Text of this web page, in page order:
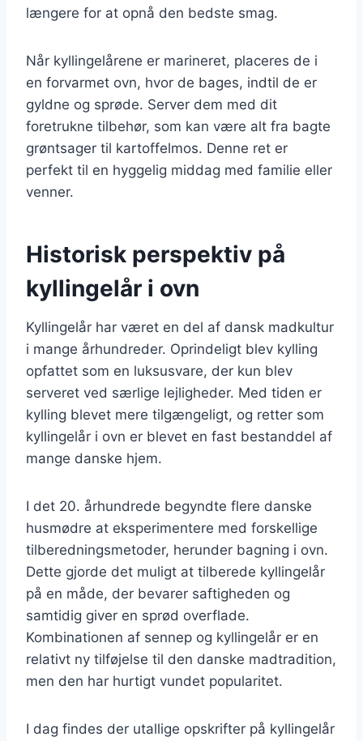
længere for at opnå den bedste smag.
Når kyllingelårene er marineret, placeres de i
en forvarmet ovn, hvor de bages, indtil de er
gyldne og sprøde. Server dem med dit
foretrukne tilbehør, som kan være alt fra bagte
grøntsager til kartoffelmos. Denne ret er
perfekt til en hyggelig middag med familie eller
venner.
Historisk perspektiv på
kyllingelår i ovn
Kyllingelår har været en del af dansk madkultur
i mange århundreder. Oprindeligt blev kylling
opfattet som en luksusvare, der kun blev
serveret ved særlige lejligheder. Med tiden er
kylling blevet mere tilgængeligt, og retter som
kyllingelår i ovn er blevet en fast bestanddel af
mange danske hjem.
I det 20. århundrede begyndte flere danske
husmødre at eksperimentere med forskellige
tilberedningsmetoder, herunder bagning i ovn.
Dette gjorde det muligt at tilberede kyllingelår
på en måde, der bevarer saftigheden og
samtidig giver en sprød overflade.
Kombinationen af sennep og kyllingelår er en
relativt ny tilføjelse til den danske madtradition,
men den har hurtigt vundet popularitet.
I dag findes der utallige opskrifter på kyllingelår